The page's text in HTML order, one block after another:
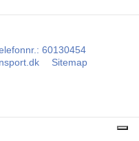
: 60130454
Sitemap